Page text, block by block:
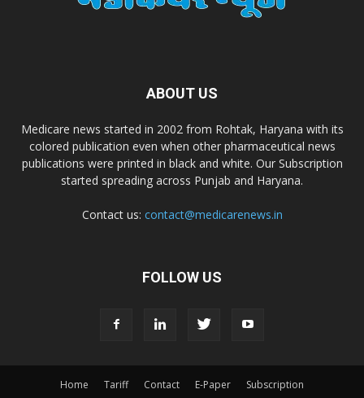
ABOUT US
Medicare news started in 2002 from Rohtak, Haryana with its
colored publication even when other pharmaceutical news
publications were printed in black and white. Our Subscription
started spreading across Punjab and Haryana.
Contact us: contact@medicarenews.in
FOLLOW US
Home Tariff Contact E-Paper Subscription